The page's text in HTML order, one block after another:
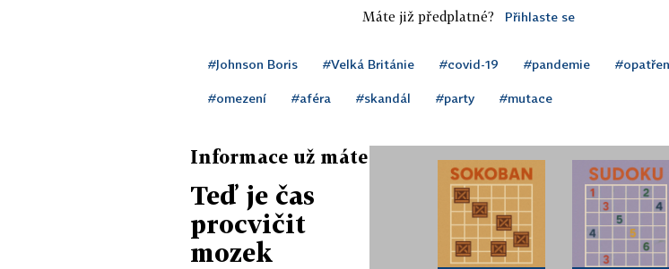
Máte již předplatné? Přihlaste se
#Johnson Boris #Velká Británie #covid-19 #pandemie
#omezení #aféra #skandál #party #mutace
Informace už máte
Teď je čas
procvičit
mozek